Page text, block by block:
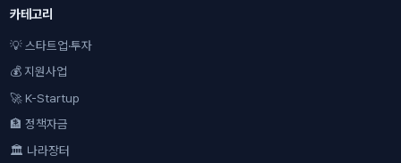
카테고리
💡 스타트업·투자
💰 지원사업
🚀 K-Startup
🏦 정책자금
🏛 나라장터